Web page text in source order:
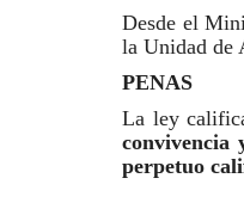
Desde el
la Unidad de
PENAS
La ley
convivencia
perpetuo
Editora
Los